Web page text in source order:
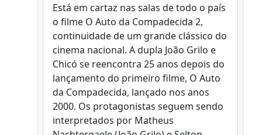
Está em cartaz nas salas de todo o país
o filme O Auto da Compadecida 2,
continuidade de um grande clássico do
cinema nacional. A dupla João Grilo e
Chicó se reencontra 25 anos depois do
lançamento do primeiro filme, O Auto
da Compadecida, lançado nos anos
2000. Os protagonistas seguem sendo
interpretados por Matheus